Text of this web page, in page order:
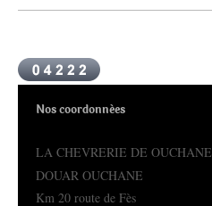
Nos coordonnées
LA CHEVRERIE DE OUCHANE
DOUAR OUCHANE
Km 20 route de Fès